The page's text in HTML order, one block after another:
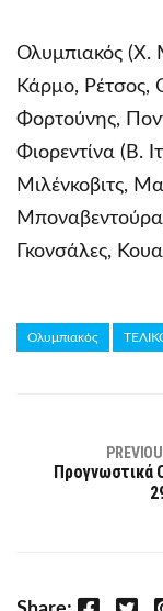
Ολυμπιακός (Χ.
Κάρμο, Ρέτσος,
Φορτούνης,
Φιορεντίνα (Β.
Μιλένκοβιτς,
Γκονσάλες,
Ολυμπιακός
Προγνωστικά